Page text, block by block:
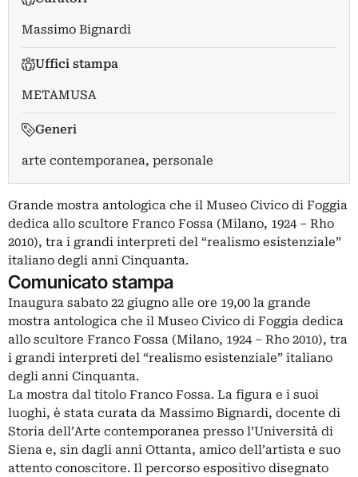
Massimo Bignardi
Uffici stampa
METAMUSA
Generi
arte contemporanea, personale
Grande mostra antologica che il Museo Civico di Foggia
dedica allo scultore Franco Fossa (Milano, 1924 – Rho
2010), tra i grandi interpreti del “realismo esistenziale”
italiano degli anni Cinquanta.
Comunicato stampa
Inaugura sabato 22 giugno alle ore 19,00 la grande
mostra antologica che il Museo Civico di Foggia dedica
allo scultore Franco Fossa (Milano, 1924 – Rho 2010), tra
i grandi interpreti del “realismo esistenziale” italiano
degli anni Cinquanta.
La mostra dal titolo Franco Fossa. La figura e i suoi
luoghi, è stata curata da Massimo Bignardi, docente di
Storia dell’Arte contemporanea presso l’Università di
Siena e, sin dagli anni Ottanta, amico dell’artista e suo
attento conoscitore. Il percorso espositivo disegnato